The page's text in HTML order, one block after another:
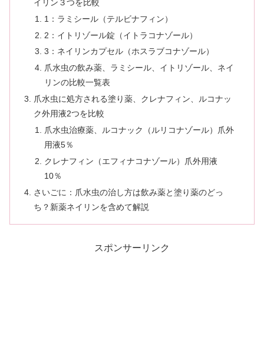
イリン３つを比較
1：ラミシール（テルビナフィン）
2：イトリゾール錠（イトラコナゾール）
3：ネイリンカプセル（ホスラブコナゾール）
爪水虫の飲み薬、ラミシール、イトリゾール、ネイ
リンの比較一覧表
爪水虫に処方される塗り薬、クレナフィン、ルコナッ
ク外用液2つを比較
爪水虫治療薬、ルコナック（ルリコナゾール）爪外
用液5％
クレナフィン（エフィナコナゾール）爪外用液
10％
さいごに：爪水虫の治し方は飲み薬と塗り薬のどっ
ち？新薬ネイリンを含めて解説
スポンサーリンク